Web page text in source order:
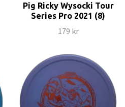
Pig Ricky Wysocki Tour
Series Pro 2021 (8)
179 kr